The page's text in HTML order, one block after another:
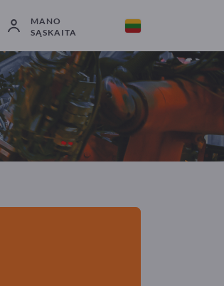
MANO
SĄSKAITA
2 Gamintojai